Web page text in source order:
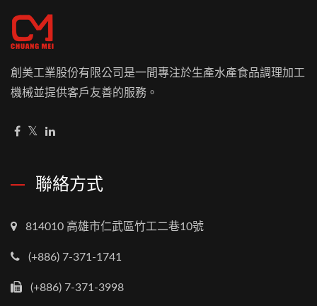
創美工業股份有限公司是一間專注於生產水產食品調理加工
機械並提供客戶友善的服務。
聯絡方式
814010 高雄市仁武區竹工二巷10號
(+886) 7-371-1741
(+886) 7-371-3998